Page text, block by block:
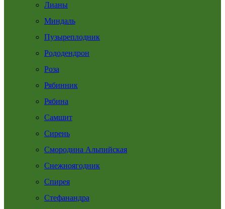
Лианы
Миндаль
Пузыреплодник
Рододендрон
Роза
Рябинник
Рябина
Самшит
Сирень
Смородина Альпийская
Снежноягодник
Спирея
Стефанандра